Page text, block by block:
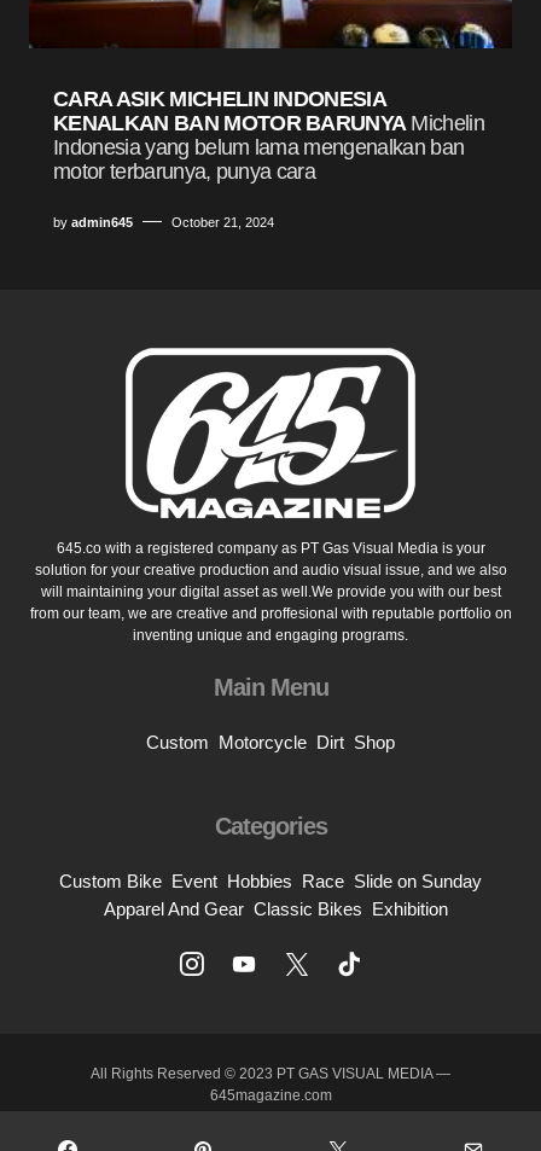
CARA ASIK MICHELIN INDONESIA
KENALKAN BAN MOTOR BARUNYA Michelin
Indonesia yang belum lama mengenalkan ban
motor terbarunya, punya cara
by admin645 October 21, 2024
645.co with a registered company as PT Gas Visual Media is your
solution for your creative production and audio visual issue, and we also
will maintaining your digital asset as well.We provide you with our best
from our team, we are creative and proffesional with reputable portfolio on
inventing unique and engaging programs.
Main Menu
Custom Motorcycle Dirt Shop
Categories
Custom Bike Event Hobbies Race Slide on Sunday
Apparel And Gear Classic Bikes Exhibition
All Rights Reserved © 2023 PT GAS VISUAL MEDIA —
645magazine.com
Contact Privacy And Policy